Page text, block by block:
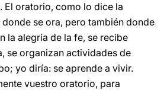
El oratorio, como lo dice la
se ora, pero también donde
la alegría de la fe, se recibe
se organizan actividades de
yo diría: se aprende a vivir.
vuestro oratorio, para